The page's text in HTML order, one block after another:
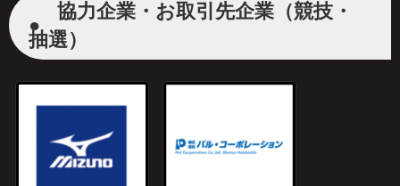
●
協力企業・お取引先企業（競技・
抽選）